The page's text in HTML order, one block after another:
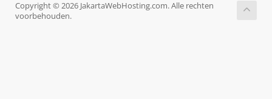
Copyright © 2026 JakartaWebHosting.com. Alle rechten
voorbehouden.